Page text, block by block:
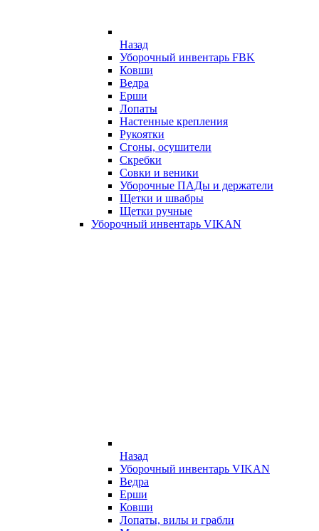
Назад
Уборочный инвентарь FBK
Ковши
Ведра
Ерши
Лопаты
Настенные крепления
Рукоятки
Сгоны, осушители
Скребки
Совки и веники
Уборочные ПАДы и держатели
Щетки и швабры
Щетки ручные
Уборочный инвентарь VIKAN
Назад
Уборочный инвентарь VIKAN
Ведра
Ерши
Ковши
Лопаты, вилы и грабли